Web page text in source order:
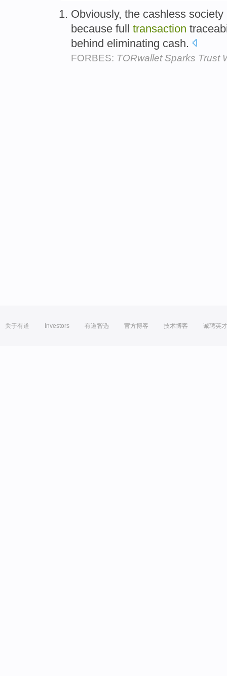
Obviously, the cashless
because full transaction
behind eliminating cash.
FORBES: TORwallet Sparks Trust
关于有道 Investors 有道智选 官方博客 技术博客 诚聘英才